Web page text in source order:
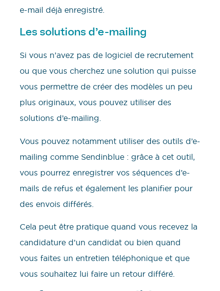
e-mail déjà enregistré.
Les solutions d’e-mailing
Si vous n’avez pas de logiciel de recrutement
ou que vous cherchez une solution qui puisse
vous permettre de créer des modèles un peu
plus originaux, vous pouvez utiliser des
solutions d’e-mailing.
Vous pouvez notamment utiliser des outils d’e-
mailing comme Sendinblue : grâce à cet outil,
vous pourrez enregistrer vos séquences d’e-
mails de refus et également les planifier pour
des envois différés.
Cela peut être pratique quand vous recevez la
candidature d’un candidat ou bien quand
vous faites un entretien téléphonique et que
vous souhaitez lui faire un retour différé.